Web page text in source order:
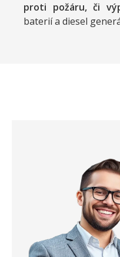
proti požáru, či
baterií a diesel